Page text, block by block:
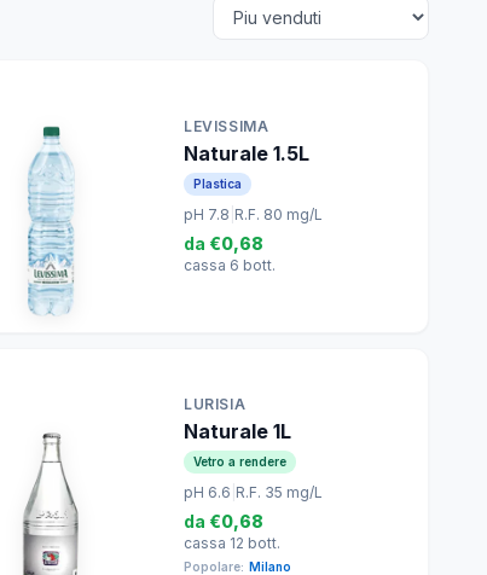
LEVISSIMA
Naturale 1.5L
Plastica
pH 7.8 R.F. 80 mg/L
da €0,68
cassa 6 bott.
LURISIA
Naturale 1L
Vetro a rendere
pH 6.6 R.F. 35 mg/L
da €0,68
cassa 12 bott.
Popolare: Milano